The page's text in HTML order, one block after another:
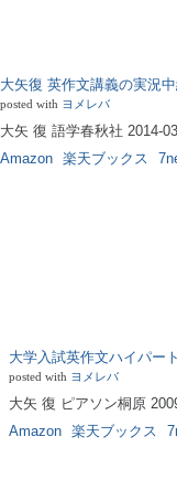
大矢復 英作文講義の実況
posted with ヨメレバ
大矢 復 語学春秋社 2014-
Amazon 楽天ブックス
大学入試英作文ハイパー
posted with ヨメレバ
大矢 復 ピアソン桐原
Amazon 楽天ブックス